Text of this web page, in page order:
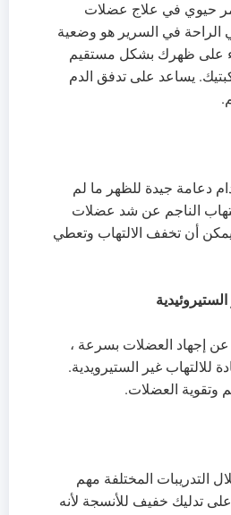
حيوي في علاج عضلات
الراحة في السرير هو وضعية
على ظهرك بشكل مستقيم
يساعد على تدفق الدم
دعامة جيدة للظهر ما لم
الناجم عن شد عضلات
أن تخفف الالتهاب وتعطي
عن إجهاد العضلات بسرعة ،
للالتهاب غير الستيرويدية.
وتقوية العضلات.
التدريبات المختلفة مهم
تدليك خفيف للأنسجة لأنه